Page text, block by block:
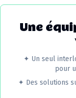
Une
✦ Un seul
pour
✦ Des solutions